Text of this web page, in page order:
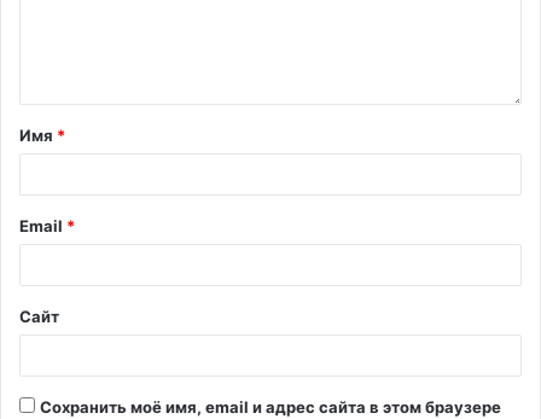
Имя *
Email *
Сайт
Сохранить моё имя, email и адрес сайта в этом браузере